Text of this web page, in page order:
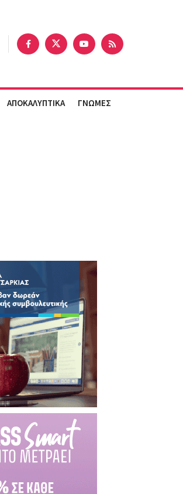
ΑΠΟΚΑΛΥΠΤΙΚΑ ΓΝΩΜΕΣ